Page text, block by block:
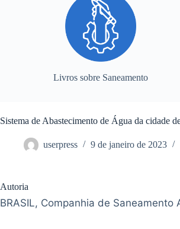
Livros sobre Saneamento
Sistema de Abastecimento de Água da cidade
userpress 9 de janeiro de 2023
Autoria
BRASIL, Companhia de